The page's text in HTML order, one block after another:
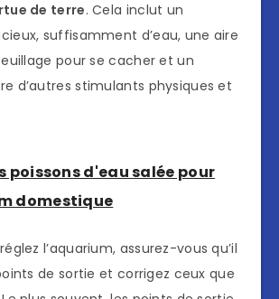
de terre. Cela inclut un
suffisamment d’eau, une aire
pour se cacher et un
d’autres stimulants physiques et
poissons d'eau salée pour
domestique
l’aquarium, assurez-vous qu’il
de sortie et corrigez ceux que